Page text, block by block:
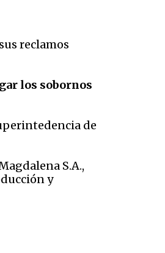
reclamos
los sobornos
de
S.A.,
y